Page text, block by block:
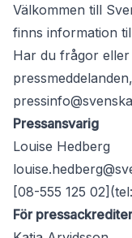
Välkommen till
finns information
Har du frågor
Pressansvarig
Louise Hedberg
[08-555 125
För